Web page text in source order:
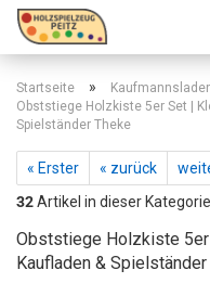
Startseite »
Obststiege Holzkiste 5er Set |
Spielständer Theke
« Erster « zurück
32Artikel in dieser Kategorie
Obststiege Holzkiste
Kaufladen & Spielständer